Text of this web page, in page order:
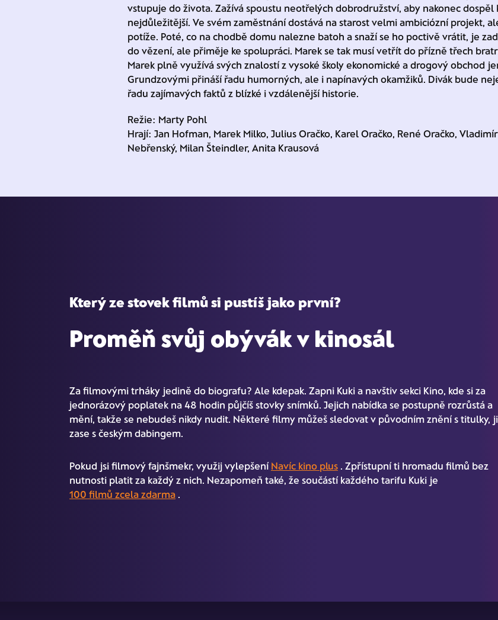
vstupuje do života. Zažívá spoustu neotřelých dobrodružství, aby nakonec dospěl
nejdůležitější. Ve svém zaměstnání dostává na starost velmi ambiciózní projekt,
potíže. Poté, co na chodbě domu nalezne batoh a snaží se ho poctivě vrátit, je
do vězení, ale přiměje ke spolupráci. Marek se tak musí vetřít do přízně třech
Marek plně využívá svých znalostí z vysoké školy ekonomické a drogový obchod
Grundzovými přináší řadu humorných, ale i napínavých okamžiků. Divák bude
řadu zajímavých faktů z blízké i vzdálenější historie.
Režie: Marty Pohl
Hrají: Jan Hofman, Marek Milko, Julius Oračko, Karel Oračko, René Oračko,
Nebřenský, Milan Šteindler, Anita Krausová
Který ze stovek filmů si pustíš jako první?
Proměň svůj obývák v kinosál
Za filmovými trháky jedině do biografu? Ale kdepak. Zapni Kuki a navštiv sekci Kino, kde si za
jednorázový poplatek na 48 hodin půjčíš stovky snímků. Jejich nabídka se postupně rozrůstá a
mění, takže se nebudeš nikdy nudit. Některé filmy můžeš sledovat v původním znění s titulky,
zase s českým dabingem.
Pokud jsi filmový fajnšmekr, využij vylepšení Navíc kino plus . Zpřístupní ti hromadu filmů bez
nutnosti platit za každý z nich. Nezapomeň také, že součástí každého tarifu Kuki je
100 filmů zcela zdarma .